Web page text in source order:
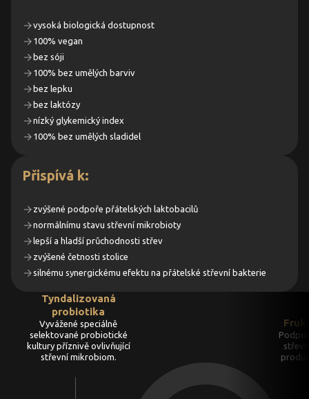
vysoká biologická dostupnost
100% vegan
bez sóji
100% bez umělých barviv
bez lepku
bez laktózy
nízký glykemický index
100% bez umělých sladidel
Přispívá k:
zvýšené podpoře přátelských laktobacilů
normálnímu stavu střevní mikrobioty
lepší a hladší průchodnosti střev
zvýšené četnosti stolice
silnému synergickému efektu na přátelské střevní bakterie
Tyndalizovaná
probiotika
Vyvážené speciálně
selektované probiotické
kultury příznivě ovlivňující
střevní mikrobiom.